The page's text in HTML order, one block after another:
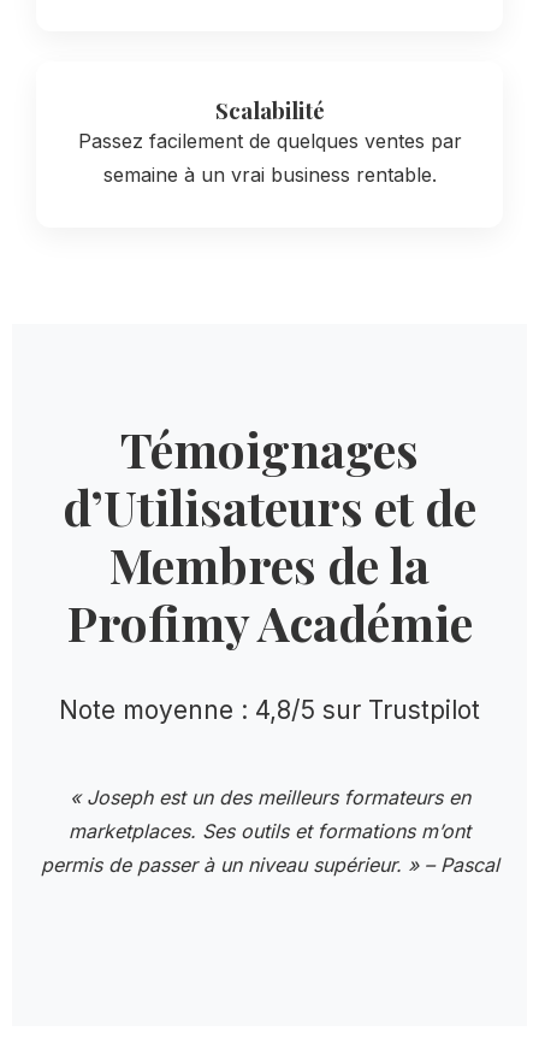
Scalabilité
Passez facilement de quelques ventes par
semaine à un vrai business rentable.
Témoignages
d’Utilisateurs et de
Membres de la
Profimy Académie
Note moyenne : 4,8/5 sur Trustpilot
« Joseph est un des meilleurs formateurs en
marketplaces. Ses outils et formations m’ont
permis de passer à un niveau supérieur. » – Pascal